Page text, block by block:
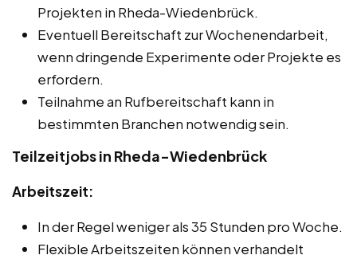
Projekten in Rheda-Wiedenbrück.
Eventuell Bereitschaft zur Wochenendarbeit,
wenn dringende Experimente oder Projekte es
erfordern.
Teilnahme an Rufbereitschaft kann in
bestimmten Branchen notwendig sein.
Teilzeitjobs in Rheda-Wiedenbrück
Arbeitszeit:
In der Regel weniger als 35 Stunden pro Woche.
Flexible Arbeitszeiten können verhandelt